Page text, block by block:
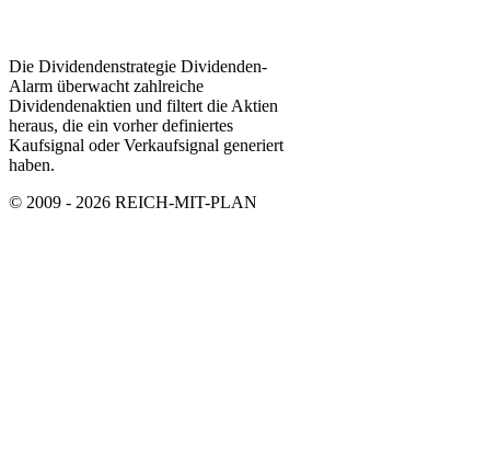
Die Dividendenstrategie Dividenden-
Alarm überwacht zahlreiche
Dividendenaktien und filtert die Aktien
heraus, die ein vorher definiertes
Kaufsignal oder Verkaufsignal generiert
haben.
© 2009 - 2026 REICH-MIT-PLAN